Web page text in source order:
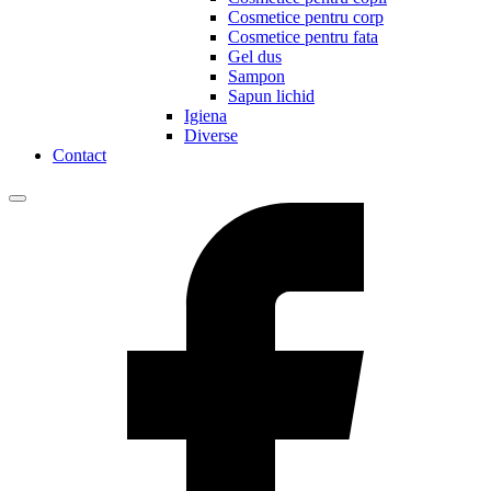
Cosmetice pentru corp
Cosmetice pentru fata
Gel dus
Sampon
Sapun lichid
Igiena
Diverse
Contact